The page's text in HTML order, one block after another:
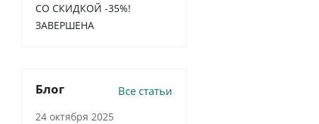
СО СКИДКОЙ -35%!
ЗАВЕРШЕНА
Блог Все статьи
24 октября 2025